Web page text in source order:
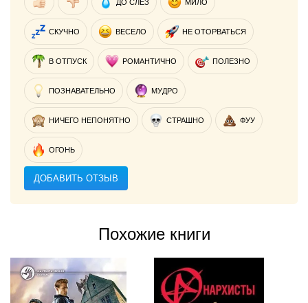
ДО СЛЁЗ МИЛО
СКУЧНО ВЕСЕЛО НЕ ОТОРВАТЬСЯ
В ОТПУСК РОМАНТИЧНО ПОЛЕЗНО
ПОЗНАВАТЕЛЬНО МУДРО
НИЧЕГО НЕПОНЯТНО СТРАШНО ФУУ
ОГОНЬ
ДОБАВИТЬ ОТЗЫВ
Похожие книги